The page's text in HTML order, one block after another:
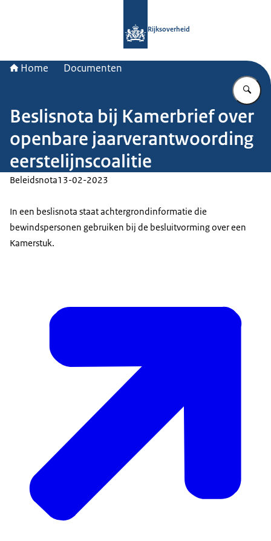
Rijksoverheid
Home Documenten
Beslisnota bij Kamerbrief over
openbare jaarverantwoording
eerstelijnscoalitie
Beleidsnota13-02-2023
In een beslisnota staat achtergrondinformatie die
bewindspersonen gebruiken bij de besluitvorming over een
Kamerstuk.